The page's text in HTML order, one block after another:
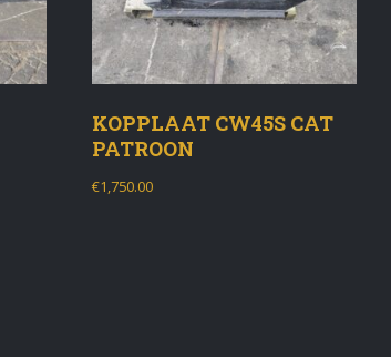
KOPPLAAT CW45S CAT
PATROON
€1,750.00